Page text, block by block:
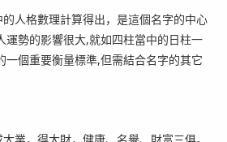
人格數理計算得出，是這個名字的中心
運勢的影響很大,就如四柱當中的日柱一
一個重要衡量標準,但需結合名字的其它